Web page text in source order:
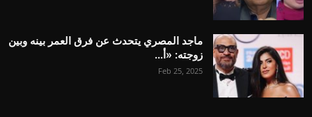
ماجد المصري يتحدث عن فرق العمر بينه وبين
زوجته: «أ...
Feb 25, 2025